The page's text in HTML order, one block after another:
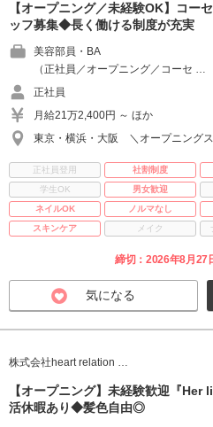
【オープニング／未経験OK】コー
ッフ募集◆長く働ける制度が充実
美容部員・BA
（正社員／オープニング／コーセ …
正社員
月給21万2,400円 ～ ほか
東京・横浜・大阪 ＼オープニング
正社員登用 社割制度
学生OK
男女歓迎
ネイルOK
ノルマなし
スキンケア
メイク
締切：2026年8月27
気になる
株式会社heart relation …
【オープニング】未経験歓迎『
活休暇あり◆髪色自由◎